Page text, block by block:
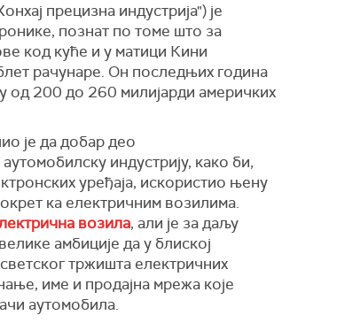
прецизна индустрија") је
познат по томе што за
код куће и у матици Кини
рачунаре. Он последњих година
од 200 до 260 милијарди америчких
је да добар део
индустрију, како би,
уређаја, искористио њену
ка електричним возилима.
возила, али је за даљу
амбиције да у блиској
тржишта електричних
име и продајна мрежа које
аутомобила.